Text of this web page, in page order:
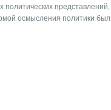
осмысления политики был